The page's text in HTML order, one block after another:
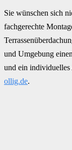
Sie wünschen sich
fachgerechte
und Umgebung
und ein individuelles
ollig.de.